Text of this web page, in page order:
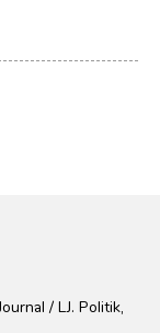
/ LJ. Politik,